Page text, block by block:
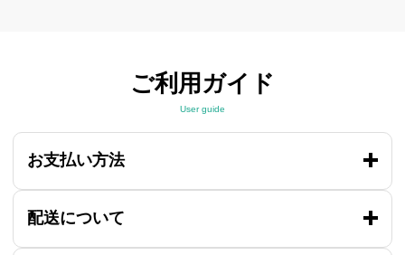
ご利用ガイド
User guide
お支払い方法
配送について